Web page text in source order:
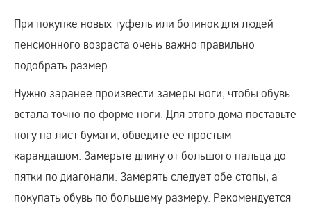
При покупке новых туфель или ботинок для людей
пенсионного возраста очень важно правильно
подобрать размер.
Нужно заранее произвести замеры ноги, чтобы обувь
встала точно по форме ноги. Для этого дома поставьте
ногу на лист бумаги, обведите ее простым
карандашом. Замерьте длину от большого пальца до
пятки по диагонали. Замерять следует обе стопы, а
покупать обувь по большему размеру. Рекомендуется